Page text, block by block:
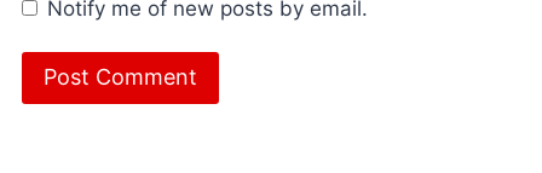
Notify me of new posts by email.